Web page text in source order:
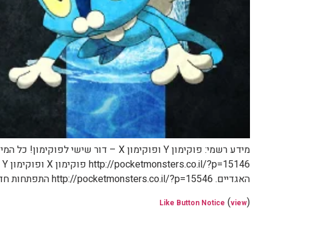
האגדיים. http://pocketmonsters.co.il/?p=15546 התפתחות חדשה לאיווי: נינפיה […]
Like Button Notice (view)